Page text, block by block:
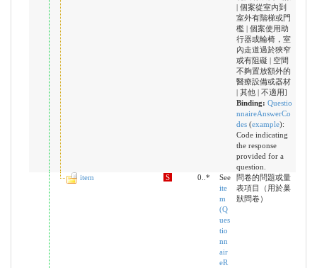
| 個案從室內到
室外有階梯或門
檻 | 個案使用助
行器或輪椅，室
內走道過於狹窄
或有阻礙 | 空間
不夠置放額外的
醫療設備或器材
| 其他 | 不適用]
Binding: Questio
nnaireAnswerCo
des(example):
Code indicating
the response
provided for a
question.
item
S 0..*
See
ite
m
(Q
ues
tio
nn
air
eR
問卷的問題或量
表項目（用於巢
狀問卷）